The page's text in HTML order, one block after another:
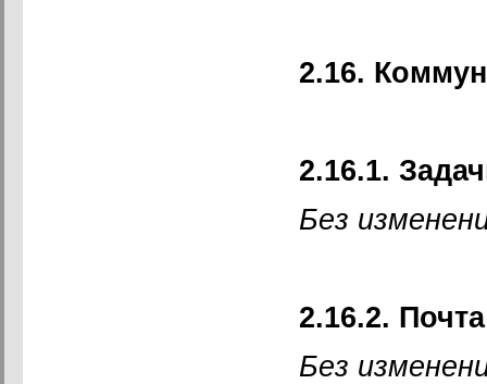
2.16.
2.16.1.
Без
2.16.2.
Без